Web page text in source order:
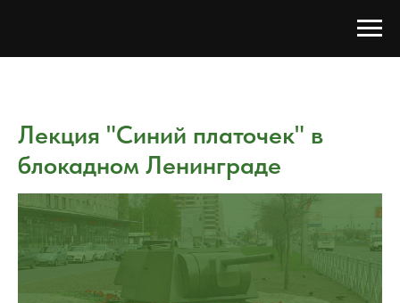
Лекция "Синий платочек" в
блокадном Ленинграде